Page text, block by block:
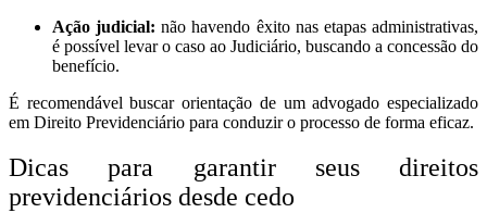
Ação judicial: não havendo êxito nas etapas administrativas,
é possível levar o caso ao Judiciário, buscando a concessão do
benefício.
É recomendável buscar orientação de um advogado especializado
em Direito Previdenciário para conduzir o processo de forma eficaz.
Dicas para garantir seus direitos
previdenciários desde cedo